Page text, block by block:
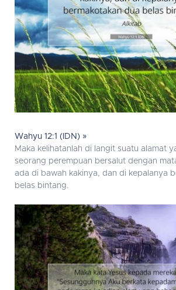
Wahyu 12:1 (IDN) »
Maka kelihatanlah di langit suatu alamat
seorang perempuan bersalut dengan
ada di bawah kakinya, dan di kepalanya
belas bintang.